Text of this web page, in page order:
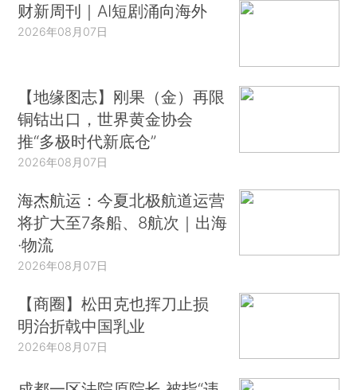
财新周刊｜AI短剧涌向海外
2026年08月07日
【地缘图志】刚果（金）再限
铜钴出口，世界黄金协会
推“多极时代新底仓”
2026年08月07日
海杰航运：今夏北极航道运营
将扩大至7条船、8航次｜出海
·物流
2026年08月07日
【商圈】松田克也挥刀止损
明治折戟中国乳业
2026年08月07日